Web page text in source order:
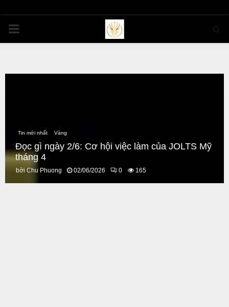
PRIMARY
Tin mới nhất Vàng
Đọc gì ngày 2/6: Cơ hội việc làm của JOLTS Mỹ
tháng 4
bởi Chu Phuong 02/06/2026 0 165